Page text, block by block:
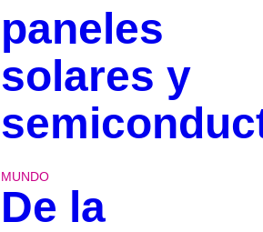
paneles
solares y
MUNDO
De la